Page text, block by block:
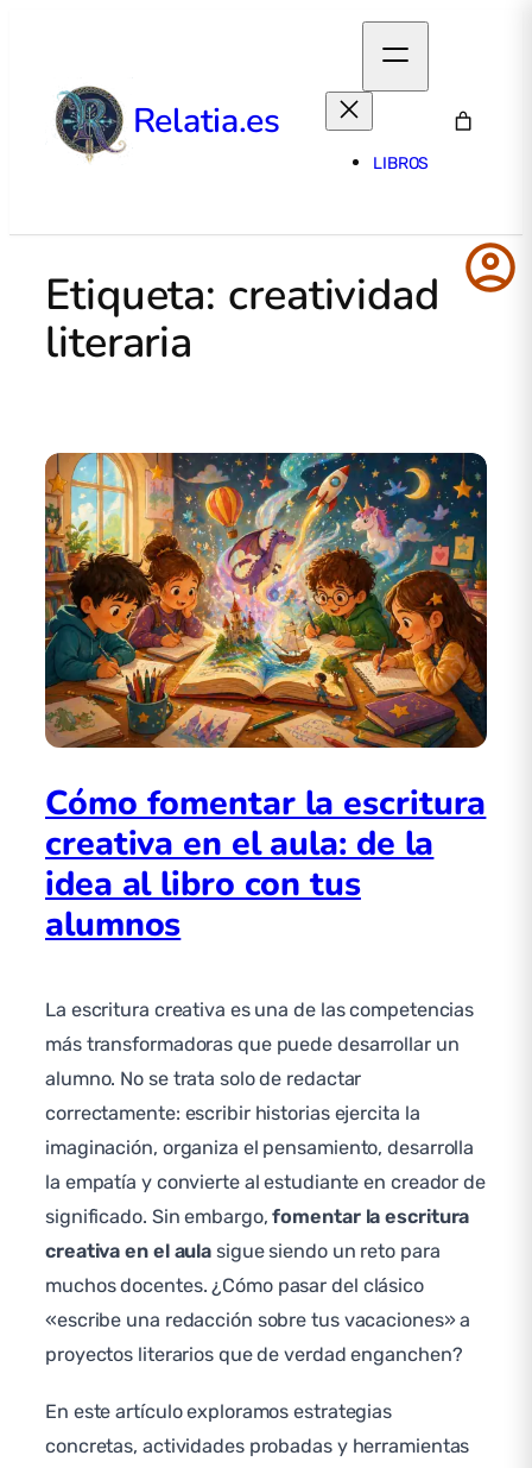
Relatia.es
LIBROS
Etiqueta: creatividad
literaria
Cómo fomentar la escritura
creativa en el aula: de la
idea al libro con tus
alumnos
La escritura creativa es una de las competencias
más transformadoras que puede desarrollar un
alumno. No se trata solo de redactar
correctamente: escribir historias ejercita la
imaginación, organiza el pensamiento, desarrolla
la empatía y convierte al estudiante en creador de
significado. Sin embargo,fomentar la escritura
creativa en el aula sigue siendo un reto para
muchos docentes. ¿Cómo pasar del clásico
«escribe una redacción sobre tus vacaciones» a
proyectos literarios que de verdad enganchen?
En este artículo exploramos estrategias
concretas, actividades probadas y herramientas
account_circle